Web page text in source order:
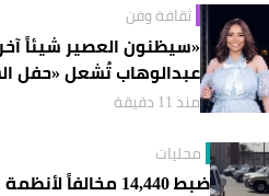
ثقافة وفن
«سيظنون العصير شيئاً
عبدالوهاب تُشعل «حفل
منذ 11 دقيقة
محليات
ضبط 14,440 مخالفاً